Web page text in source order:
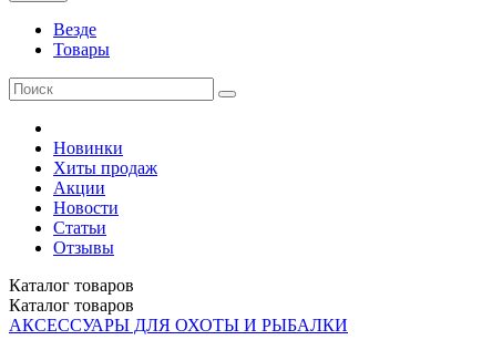
Везде
Товары
Новинки
Хиты продаж
Акции
Новости
Статьи
Отзывы
Каталог товаров
Каталог товаров
АКСЕССУАРЫ ДЛЯ ОХОТЫ И РЫБАЛКИ